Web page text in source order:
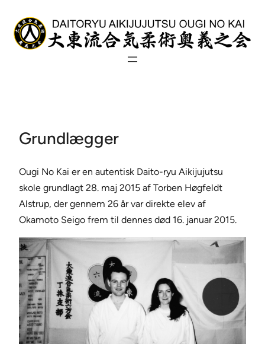
indhold
Grundlægger
Ougi No Kai er en autentisk Daito-ryu Aikijujutsu
skole grundlagt 28. maj 2015 af Torben Høgfeldt
Alstrup, der gennem 26 år var direkte elev af
Okamoto Seigo frem til dennes død 16. januar 2015.